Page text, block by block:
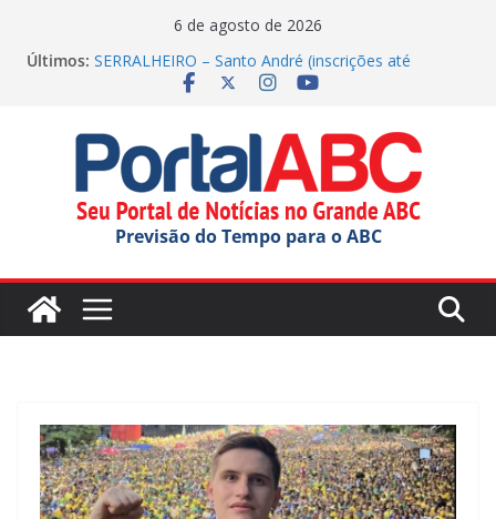
6 de agosto de 2026
Últimos: SERRALHEIRO – Santo André (inscrições até
Parque Tecnológico de Santo André oferece tour
gratuito
Festival do Chocolate terá shows infantis aos
domingos
Incêndio em indústria química mobiliza apoio do
estado
Previsão do Tempo para o ABC